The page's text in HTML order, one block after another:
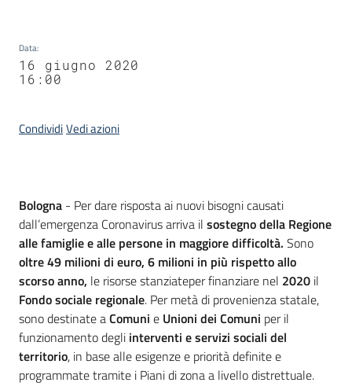
Data:
16 giugno 2020
16:00
CondividiVedi azioni
Contenuto
Bologna - Per dare risposta ai nuovi bisogni causati
dall’emergenza Coronavirus arriva il sostegno della Regione
alle famiglie e alle persone in maggiore difficoltà. Sono
oltre 49 milioni di euro, 6 milioni in più rispetto allo
scorso anno, le risorse stanziateper finanziare nel 2020 il
Fondo sociale regionale. Per metà di provenienza statale,
sono destinate aComuni e Unioni dei Comuni per il
funzionamento degli interventi e servizi sociali del
territorio, in base alle esigenze e priorità definite e
programmate tramite i Piani di zona a livello distrettuale.